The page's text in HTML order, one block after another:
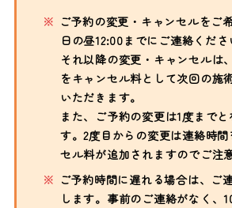
ご予約の変更・キャンセルをご
日の昼12:00までにご連絡くださ
それ以降の変更・キャンセルは
をキャンセル料として次回の施
いただきます。
また、ご予約の変更は1度まで
す。2度目からの変更は連絡時
セル料が追加されますのでご注
ご予約時間に遅れる場合は、ご
します。事前のご連絡がなく、